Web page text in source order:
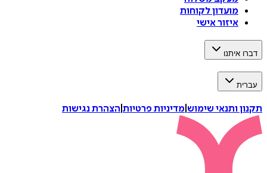
מועדון לקוחות
איזור אישי
דברו איתנו
עברית
תקנון ותנאי שימוש מדיניות פרטיות הצהרת נגישות